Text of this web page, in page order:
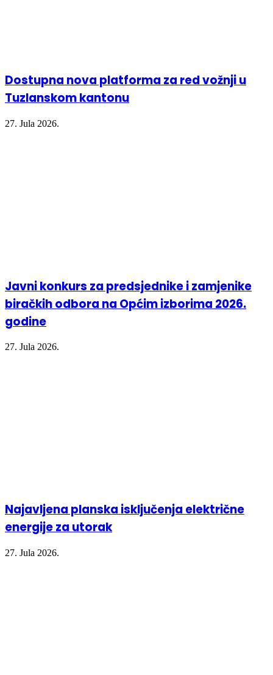
Dostupna nova platforma za red vožnji u
Tuzlanskom kantonu
27. Jula 2026.
Javni konkurs za predsjednike i zamjenike
biračkih odbora na Općim izborima 2026.
godine
27. Jula 2026.
Najavljena planska isključenja električne
energije za utorak
27. Jula 2026.